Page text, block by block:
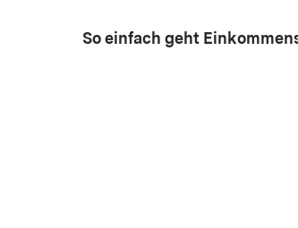
So einfach geht